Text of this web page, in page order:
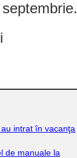
intrat în vacanţa
de manuale la